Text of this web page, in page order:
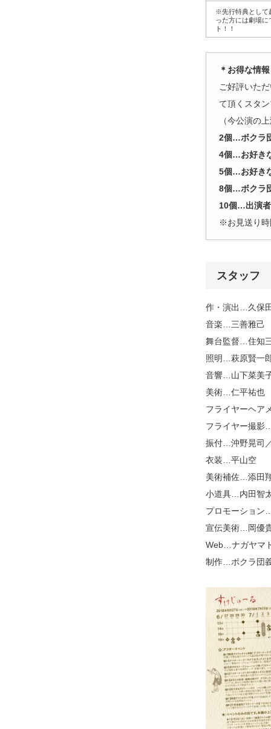
※先行特典として
った方には劇場
ト！！
＊お得な情
ご好評いた
て頂くスタ
（今公演の
2個…ボクラ
4個…お好き
5個…お好き
8個…ボクラ
10個…出演
※お見送り時
スタッフ
作・演出…久保
音楽…三善雅己
舞台監督…住知
照明…萩原賢一
音響…山下菜美
美術…仁平祐也
フライヤーヘア
フライヤー撮影
振付…沖野晃司
衣装…平山空
美術補佐…添田
小道具…内田智
プロモーション
宣伝美術…岡優
Web…ナガヤマ
制作…ボクラ団